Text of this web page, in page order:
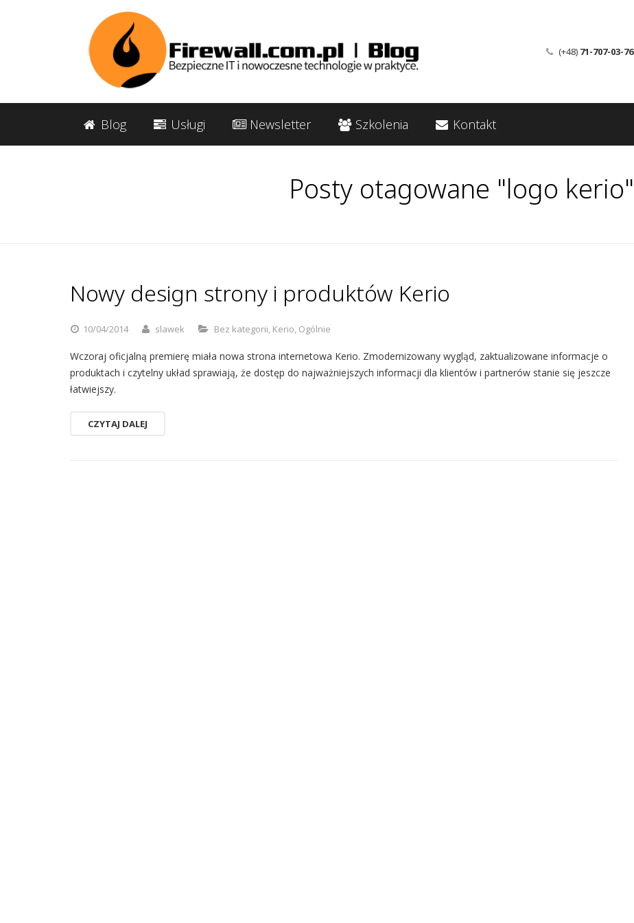
(+48) 71-707-03-76
Blog Usługi Newsletter Szkolenia Kontakt
Posty otagowane "logo kerio"
Nowy design strony i produktów Kerio
10/04/2014 slawek Bez kategorii, Kerio, Ogólnie
Wczoraj oficjalną premierę miała nowa strona internetowa Kerio. Zmodernizowany wygląd, zaktualizowane informacje o
produktach i czytelny układ sprawiają, że dostęp do najważniejszych informacji dla klientów i partnerów stanie się jeszcze
łatwiejszy.
CZYTAJ DALEJ